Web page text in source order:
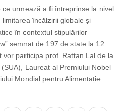
urmează a fi întreprinse la nivel
încălzirii globale și
în contextul stipulărilor
semnat de 197 de state la 12
participa prof. Rattan Lal de la
Laureat al Premiului Nobel
Mondial pentru Alimentație